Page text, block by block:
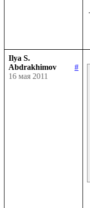
Ilya S.
Abdrakhimov
#
16 мая 2011